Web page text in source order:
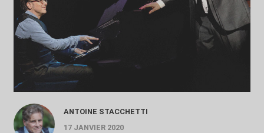
ANTOINE STACCHETTI
17 JANVIER 2020